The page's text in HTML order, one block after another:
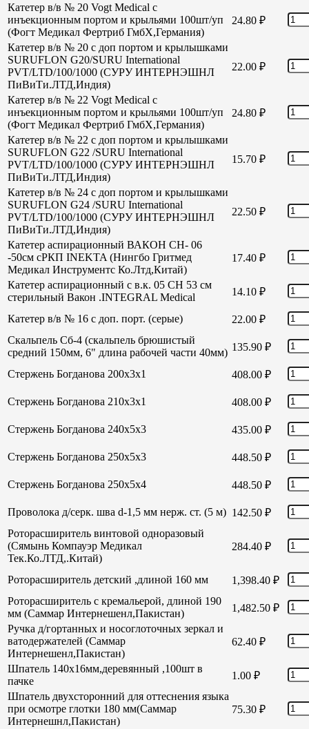
Катетер в/в № 20 Vogt Medical с
инъекционным портом и крыльями 100шт/уп
(Фогт Медикал Фертриб ГмбХ,Германия)
24.80 ₽
Катетер в/в № 20 с доп портом и крылышками
SURUFLON G20/SURU International
PVT/LTD/100/1000 (СУРУ ИНТЕРНЭШНЛ
ПиВиТи.ЛТД,Индия)
22.00 ₽
Катетер в/в № 22 Vogt Medical с
инъекционным портом и крыльями 100шт/уп
(Фогт Медикал Фертриб ГмбХ,Германия)
24.80 ₽
Катетер в/в № 22 с доп портом и крылышками
SURUFLON G22 /SURU International
PVT/LTD/100/1000 (СУРУ ИНТЕРНЭШНЛ
ПиВиТи.ЛТД,Индия)
15.70 ₽
Катетер в/в № 24 с доп портом и крылышками
SURUFLON G24 /SURU International
PVT/LTD/100/1000 (СУРУ ИНТЕРНЭШНЛ
ПиВиТи.ЛТД,Индия)
22.50 ₽
Катетер аспирационный ВАКОН СН- 06
-50см сРКП INEKTA (Нингбо Гритмед
Медикал Инструментс Ко.Лтд,Китай)
17.40 ₽
Катетер аспирационный с в.к. 05 СН 53 см
стерильный Вакон .INTEGRAL Medical
14.10 ₽
Катетер в/в № 16 с доп. порт. (серые) 22.00 ₽
Скальпель Сб-4 (скальпель брюшистый
средний 150мм, 6" длина рабочей части 40мм) 135.90 ₽
Стержень Богданова 200х3х1 408.00 ₽
Стержень Богданова 210х3х1 408.00 ₽
Стержень Богданова 240х5х3 435.00 ₽
Стержень Богданова 250х5х3 448.50 ₽
Стержень Богданова 250х5х4 448.50 ₽
Проволока д/серк. шва d-1,5 мм нерж. ст. (5 м) 142.50 ₽
Роторасширитель винтовой одноразовый
(Сямынь Компауэр Медикал
Тек.Ко.ЛТД,.Китай)
284.40 ₽
Роторасширитель детский ,длиной 160 мм 1,398.40 ₽
Роторасширитель с кремальерой, длиной 190
мм (Саммар Интернешенл,Пакистан)
1,482.50 ₽
Ручка д/гортанных и носоглоточных зеркал и
ватодержателей (Саммар
Интернешенл,Пакистан)
62.40 ₽
Шпатель 140х16мм,деревянный ,100шт в
пачке
1.00 ₽
Шпатель двухсторонний для оттеснения языка
при осмотре глотки 180 мм(Саммар
Интернешнл,Пакистан)
75.30 ₽